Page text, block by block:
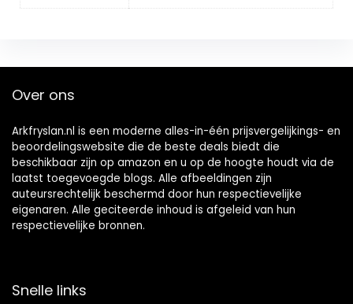
Over ons
Arkfryslan.nl is een moderne alles-in-één prijsvergelijkings- en
beoordelingswebsite die de beste deals biedt die
beschikbaar zijn op amazon en u op de hoogte houdt via de
laatst toegevoegde blogs. Alle afbeeldingen zijn
auteursrechtelijk beschermd door hun respectievelijke
eigenaren. Alle geciteerde inhoud is afgeleid van hun
respectievelijke bronnen.
Snelle links